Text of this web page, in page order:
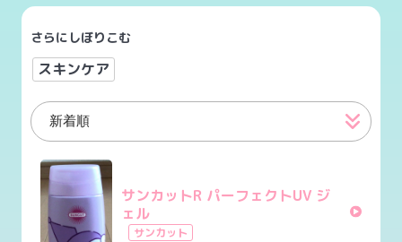
さらにしぼりこむ
スキンケア
サンカットR パーフェクトUV ジ
ェル
サンカット